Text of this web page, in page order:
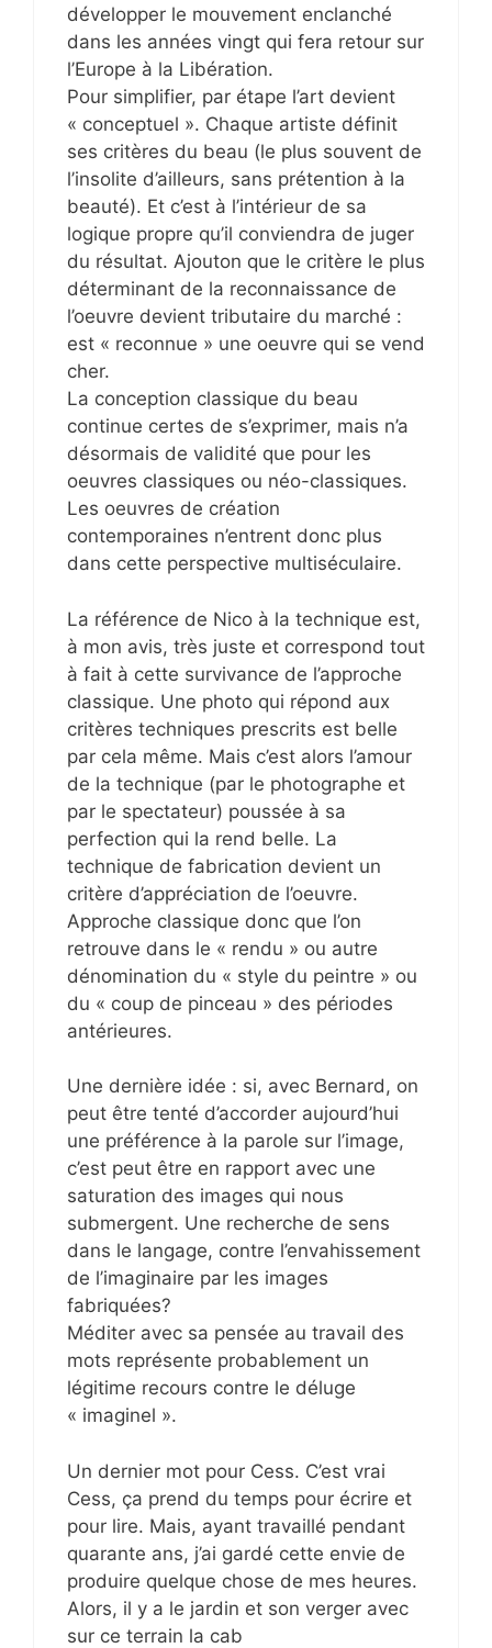
développer le mouvement enclanché
dans les années vingt qui fera retour sur
l’Europe à la Libération.
Pour simplifier, par étape l’art devient
« conceptuel ». Chaque artiste définit
ses critères du beau (le plus souvent de
l’insolite d’ailleurs, sans prétention à la
beauté). Et c’est à l’intérieur de sa
logique propre qu’il conviendra de juger
du résultat. Ajouton que le critère le plus
déterminant de la reconnaissance de
l’oeuvre devient tributaire du marché :
est « reconnue » une oeuvre qui se vend
cher.
La conception classique du beau
continue certes de s’exprimer, mais n’a
désormais de validité que pour les
oeuvres classiques ou néo-classiques.
Les oeuvres de création
contemporaines n’entrent donc plus
dans cette perspective multiséculaire.
La référence de Nico à la technique est,
à mon avis, très juste et correspond tout
à fait à cette survivance de l’approche
classique. Une photo qui répond aux
critères techniques prescrits est belle
par cela même. Mais c’est alors l’amour
de la technique (par le photographe et
par le spectateur) poussée à sa
perfection qui la rend belle. La
technique de fabrication devient un
critère d’appréciation de l’oeuvre.
Approche classique donc que l’on
retrouve dans le « rendu » ou autre
dénomination du « style du peintre » ou
du « coup de pinceau » des périodes
antérieures.
Une dernière idée : si, avec Bernard, on
peut être tenté d’accorder aujourd’hui
une préférence à la parole sur l’image,
c’est peut être en rapport avec une
saturation des images qui nous
submergent. Une recherche de sens
dans le langage, contre l’envahissement
de l’imaginaire par les images
fabriquées?
Méditer avec sa pensée au travail des
mots représente probablement un
légitime recours contre le déluge
« imaginel ».
Un dernier mot pour Cess. C’est vrai
Cess, ça prend du temps pour écrire et
pour lire. Mais, ayant travaillé pendant
quarante ans, j’ai gardé cette envie de
produire quelque chose de mes heures.
Alors, il y a le jardin et son verger avec
sur ce terrain la cab